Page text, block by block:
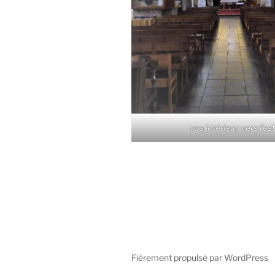
vue intérieur, vers l'est
Fièrement propulsé par WordPress